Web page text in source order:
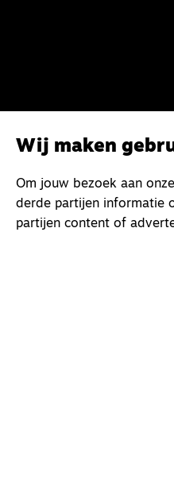
Wij maken
Om jouw bezoek aan
derde partijen informatie
partijen content of